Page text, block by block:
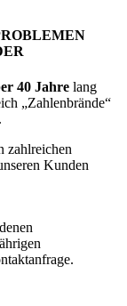
40 Jahre lang
„Zahlenbrände“
.
zahlreichen
Kunden